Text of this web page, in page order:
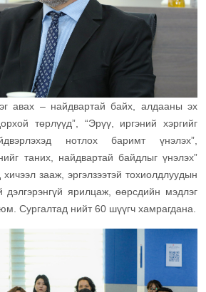
авах – найдвартай байх, алдааны эх
төрлүүд”, “Эрүү, иргэний хэргийг
нотлох баримт үнэлэх”,
таних, найдвартай байдлыг үнэлэх”
хичээл зааж, эргэлзээтэй тохиолдлуудын
дэлгэрэнгүй ярилцаж, өөрсдийн мэдлэг
Сургалтад нийт 60 шүүгч хамрагдана.